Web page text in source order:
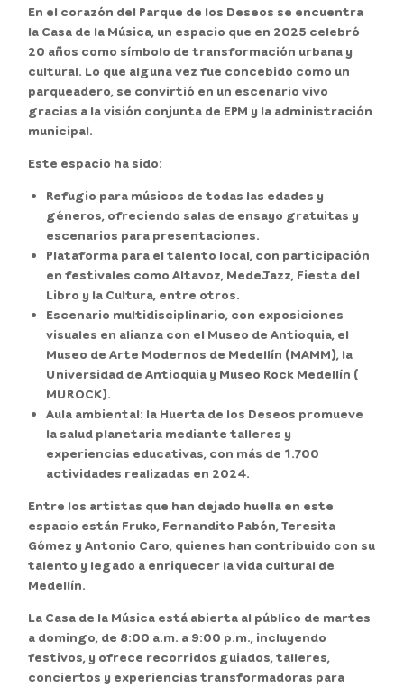
En el corazón del Parque de los Deseos se encuentra
la Casa de la Música, un espacio que en 2025 celebró
20 años como símbolo de transformación urbana y
cultural. Lo que alguna vez fue concebido como un
parqueadero, se convirtió en un escenario vivo
gracias a la visión conjunta de EPM y la administración
municipal.
Este espacio ha sido:
Refugio para músicos de todas las edades y
géneros, ofreciendo salas de ensayo gratuitas y
escenarios para presentaciones.
Plataforma para el talento local, con participación
en festivales como Altavoz, MedeJazz, Fiesta del
Libro y la Cultura, entre otros.
Escenario multidisciplinario, con exposiciones
visuales en alianza con el Museo de Antioquia, el
Museo de Arte Modernos de Medellín (MAMM), la
Universidad de Antioquia y Museo Rock Medellín (
MUROCK).
Aula ambiental: la Huerta de los Deseos promueve
la salud planetaria mediante talleres y
experiencias educativas, con más de 1.700
actividades realizadas en 2024.
Entre los artistas que han dejado huella en este
espacio están Fruko, Fernandito Pabón, Teresita
Gómez y Antonio Caro, quienes han contribuido con su
talento y legado a enriquecer la vida cultural de
Medellín.
La Casa de la Música está abierta al público de martes
a domingo, de 8:00 a.m. a 9:00 p.m., incluyendo
festivos, y ofrece recorridos guiados, talleres,
conciertos y experiencias transformadoras para